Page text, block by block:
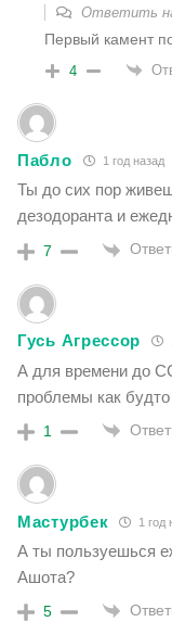
Ответить
Первый камент
4
Пабло 1 год назад
Ты до сих пор
дезодоранта и
7
Гусь Агрессор
А для времени до
проблемы как
1
Мастурбек 1 год
А ты пользуешься
Ашота?
5